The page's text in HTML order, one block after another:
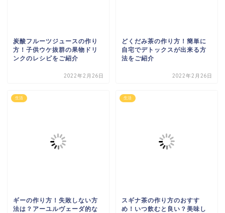
炭酸フルーツジュースの作り
方！子供ウケ抜群の果物ドリ
ンクのレシピをご紹介
2022年2月26日
どくだみ茶の作り方！簡単に
自宅でデトックスが出来る方
法をご紹介
2022年2月26日
生活
ギーの作り方！失敗しない方
法は？アーユルヴェーダ的な
生活
スギナ茶の作り方のおすす
め！いつ飲むと良い？美味し